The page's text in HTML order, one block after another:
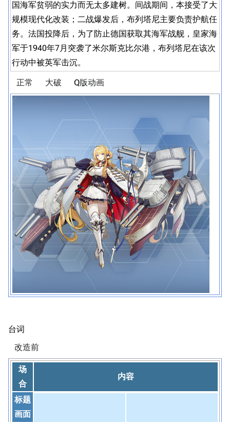
国海军贫弱的实力而无太多建树。间战期间，本接受了大
规模现代化改装；二战爆发后，布列塔尼主要负责护航任
务。法国投降后，为了防止德国获取其海军战舰，皇家海
军于1940年7月突袭了米尔斯克比尔港，布列塔尼在该次
行动中被英军击沉。
正常 大破 Q版动画
台词
改造前
场
合
内容
标题
画面